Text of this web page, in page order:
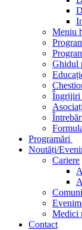
Meniu
Ghidul
Îngrijiri
Programări
Noutăți/
Cariere
Medici
Contact